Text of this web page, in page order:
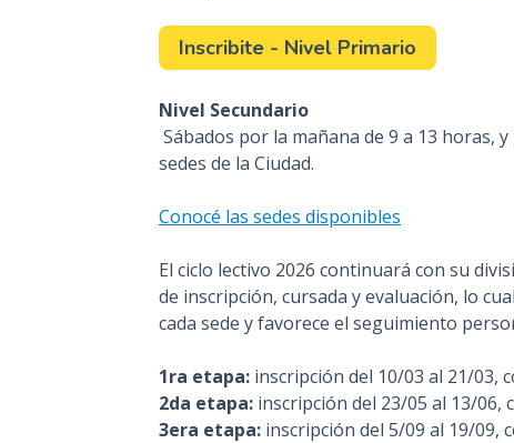
Inscribite - Nivel Primario
Nivel Secundario
Sábados por la mañana de 9 a 13 horas,
sedes de la Ciudad.
Conocé las sedes disponibles
El ciclo lectivo 2026 continuará con su
de inscripción, cursada y evaluación, lo
cada sede y favorece el seguimiento
1ra etapa: inscripción del 10/03 al 21/03,
2da etapa: inscripción del 23/05 al 13/06,
3era etapa: inscripción del 5/09 al 19/09,